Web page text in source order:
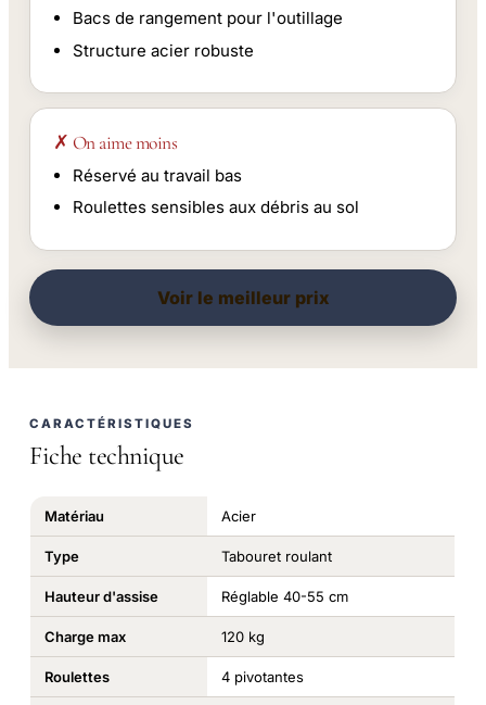
Bacs de rangement pour l'outillage
Structure acier robuste
✗ On aime moins
Réservé au travail bas
Roulettes sensibles aux débris au sol
Voir le meilleur prix
CARACTÉRISTIQUES
Fiche technique
Matériau Acier
Type Tabouret roulant
Hauteur d'assise Réglable 40-55 cm
Charge max 120 kg
Roulettes 4 pivotantes